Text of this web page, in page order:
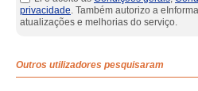
privacidade. Também autorizo a
atualizações e melhorias do serviço.
Outros utilizadores pesquisaram